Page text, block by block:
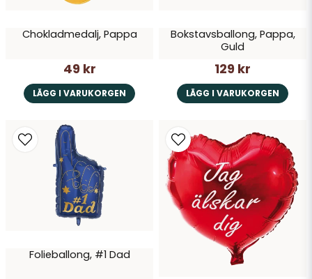
Chokladmedalj, Pappa
49 kr
LÄGG I VARUKORGEN
Bokstavsballong, Pappa,
Guld
129 kr
LÄGG I VARUKORGEN
Folieballong, #1 Dad